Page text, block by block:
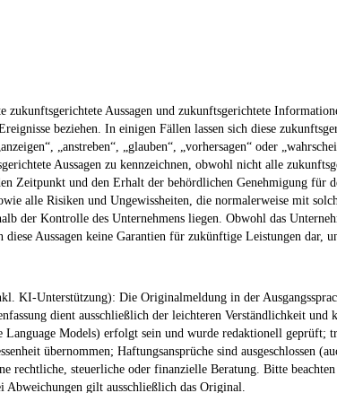
zukunftsgerichtete Aussagen und zukunftsgerichtete
beziehen. In einigen Fällen lassen sich diese
„anstreben“, „glauben“, „vorhersagen“ oder
Aussagen zu kennzeichnen, obwohl nicht alle
Zeitpunkt und den Erhalt der behördlichen Genehmigung
alle Risiken und Ungewissheiten, die normalerweise mit
der Kontrolle des Unternehmens liegen. Obwohl das
Aussagen keine Garantien für zukünftige Leistungen dar,
KI-Unterstützung): Die Originalmeldung in der
dient ausschließlich der leichteren Verständlichkeit
Models) erfolgt sein und wurde redaktionell geprüft;
übernommen; Haftungsansprüche sind
rechtliche, steuerliche oder finanzielle Beratung. Bitte
Abweichungen gilt ausschließlich das Original.